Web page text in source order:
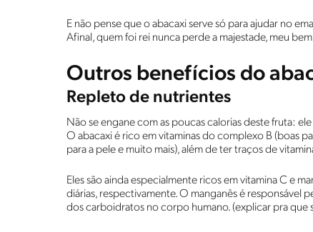
E não pense que o abacaxi serve só para ajudar no
Afinal, quem foi rei nunca perde a majestade, meu
Outros benefícios do
Repleto de nutrientes
Não se engane com as poucas calorias deste fruta:
O abacaxi é rico em vitaminas do complexo B (boas
para a pele e muito mais), além de ter traços de
Eles são ainda especialmente ricos em vitamina C e
diárias, respectivamente. O manganês é
dos carboidratos no corpo humano. (explicar pra que